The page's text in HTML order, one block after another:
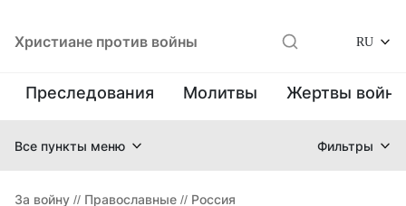
Христиане против войны RU
Преследования Молитвы Жертвы
Все пункты меню Фильтры
За войну // Православные // Россия